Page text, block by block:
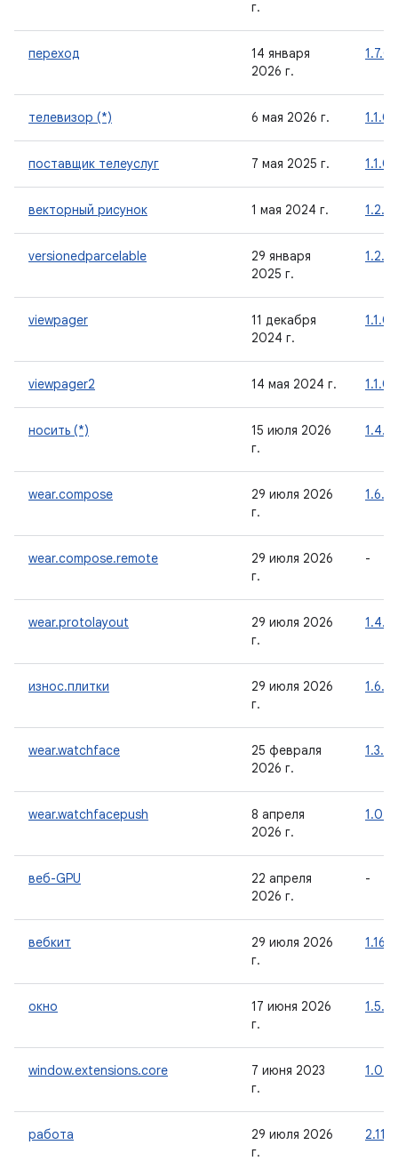
г.
переход
14 января
2026 г.
1.7.0
телевизор (*) 6 мая 2026 г. 1.1.0
поставщик телеуслуг 7 мая 2025 г. 1.1.0
векторный рисунок 1 мая 2024 г. 1.2.0
versionedparcelable
29 января
2025 г.
1.2.1
viewpager
11 декабря
2024 г.
1.1.0
viewpager2 14 мая 2024 г. 1.1.0
носить (*)
15 июля 2026
г.
1.4.0
wear.compose
29 июля 2026
г.
1.6.2
wear.compose.remote
29 июля 2026
г.
-
wear.protolayout
29 июля 2026
г.
1.4.2
износ.плитки
29 июля 2026
г.
1.6.2
wear.watchface
25 февраля
2026 г.
1.3.0
wear.watchfacepush
8 апреля
2026 г.
1.0.0
веб-GPU
22 апреля
2026 г.
-
вебкит
29 июля 2026
г.
1.16.0
окно
17 июня 2026
г.
1.5.1
window.extensions.core
7 июня 2023
г.
1.0.0
работа
29 июля 2026
г.
2.11.2